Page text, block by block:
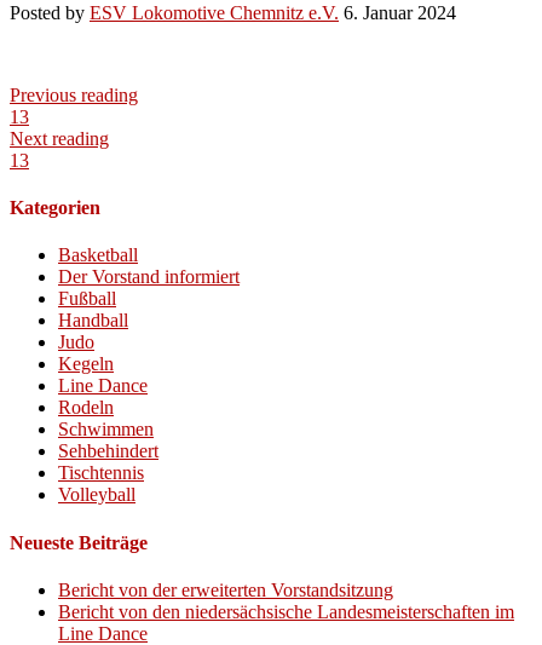
Posted by ESV Lokomotive Chemnitz e.V. 6. Januar 2024
Previous reading
13
Next reading
13
Kategorien
Basketball
Der Vorstand informiert
Fußball
Handball
Judo
Kegeln
Line Dance
Rodeln
Schwimmen
Sehbehindert
Tischtennis
Volleyball
Neueste Beiträge
Bericht von der erweiterten Vorstandsitzung
Bericht von den niedersächsische Landesmeisterschaften im
Line Dance